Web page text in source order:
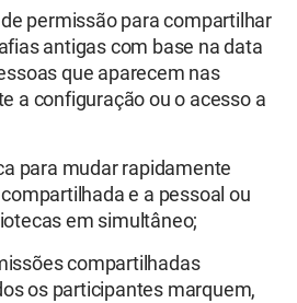
permissão para compartilhar
antigas com base na data
que aparecem nas
a configuração ou o acesso a
para mudar rapidamente
e a pessoal ou
em simultâneo;
compartilhadas
os participantes marquem,